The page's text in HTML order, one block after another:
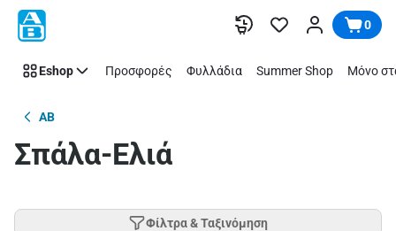
Παράλειψη 0
Eshop Προσφορές Φυλλάδια Summer Shop Μόνο
AB
Σπάλα-Ελιά
Φίλτρα & Ταξινόμηση